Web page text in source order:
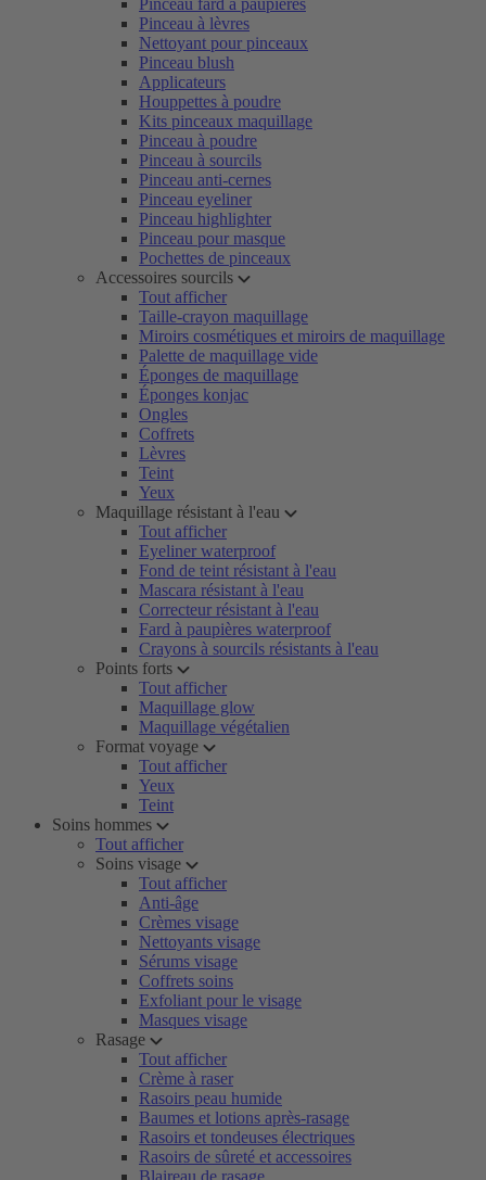
Pinceau fard à paupières
Pinceau à lèvres
Nettoyant pour pinceaux
Pinceau blush
Applicateurs
Houppettes à poudre
Kits pinceaux maquillage
Pinceau à poudre
Pinceau à sourcils
Pinceau anti-cernes
Pinceau eyeliner
Pinceau highlighter
Pinceau pour masque
Pochettes de pinceaux
Accessoires sourcils
Tout afficher
Taille-crayon maquillage
Miroirs cosmétiques et miroirs de maquillage
Palette de maquillage vide
Éponges de maquillage
Éponges konjac
Ongles
Coffrets
Lèvres
Teint
Yeux
Maquillage résistant à l'eau
Tout afficher
Eyeliner waterproof
Fond de teint résistant à l'eau
Mascara résistant à l'eau
Correcteur résistant à l'eau
Fard à paupières waterproof
Crayons à sourcils résistants à l'eau
Points forts
Tout afficher
Maquillage glow
Maquillage végétalien
Format voyage
Tout afficher
Yeux
Teint
Soins hommes
Tout afficher
Soins visage
Tout afficher
Anti-âge
Crèmes visage
Nettoyants visage
Sérums visage
Coffrets soins
Exfoliant pour le visage
Masques visage
Rasage
Tout afficher
Crème à raser
Rasoirs peau humide
Baumes et lotions après-rasage
Rasoirs et tondeuses électriques
Rasoirs de sûreté et accessoires
Blaireau de rasage